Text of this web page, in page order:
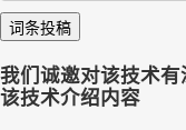
词条投稿
我们诚邀对该技术
该技术介绍内容